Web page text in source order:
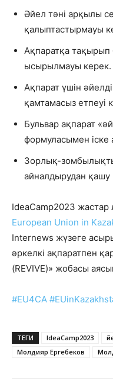
Әйел тәні арқылы
қалыптастырмауы
Ақпаратқа тақырып
ысырылмауы керек.
Ақпарат үшін
қамтамасыз етпеуі
Бульвар ақпарат
формуласымен іске
Зорлық-
айналдырудан қашу
IdeaCamp2023 жастар
European Union in
Internews жүзеге
әркелкі ақпаратпен
(REVIVE)» жобасы
#EU4CA
ТЕГИ IdeaCamp2023
Молдияр Ергебеков